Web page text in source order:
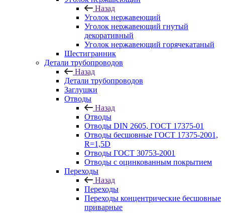
Назад
Уголок нержавеющий
Уголок нержавеющий гнутый
декоративный
Уголок нержавеющий горячекатаный
Шестигранник
Детали трубопроводов
Назад
Детали трубопроводов
Заглушки
Отводы
Назад
Отводы
Отводы DIN 2605, ГОСТ 17375-01
Отводы бесшовные ГОСТ 17375-2001,
R=1,5D
Отводы ГОСТ 30753-2001
Отводы с оцинкованным покрытием
Переходы
Назад
Переходы
Переходы концентрические бесшовные
приварные